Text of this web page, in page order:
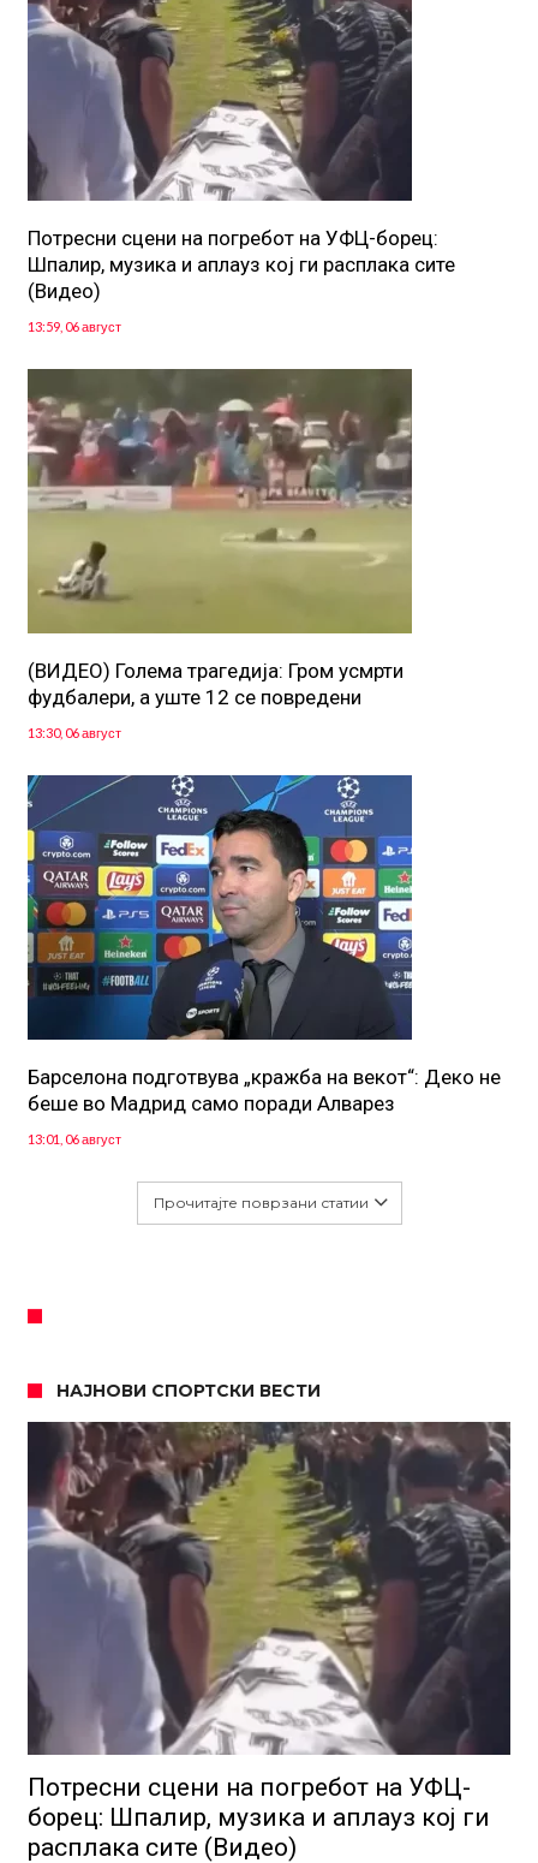
Потресни сцени на погребот на УФЦ-борец:
Шпалир, музика и аплауз кој ги расплака сите
(Видео)
13:59, 06 август
(ВИДЕО) Голема трагедија: Гром усмрти
фудбалери, а уште 12 се повредени
13:30, 06 август
Барселона подготвува „кражба на векот“: Деко не
беше во Мадрид само поради Алварез
13:01, 06 август
Прочитајте поврзани статии
НАЈНОВИ СПОРТСКИ ВЕСТИ
Потресни сцени на погребот на УФЦ-
борец: Шпалир, музика и аплауз кој ги
расплака сите (Видео)